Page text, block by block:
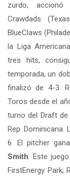
zurdo,
Crawdads
BlueClaws
la Liga
tres hits,
temporada, un
finalizó de 4-3.
Toros desde el
turno del Draft de
Rep. Dominicana.
6. El pitcher
Smith. Este
FirstEnergy Park;